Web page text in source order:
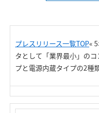
プレスリリース一覧TOP«
タとして「業界最小」の
プと電源内蔵タイプの2種